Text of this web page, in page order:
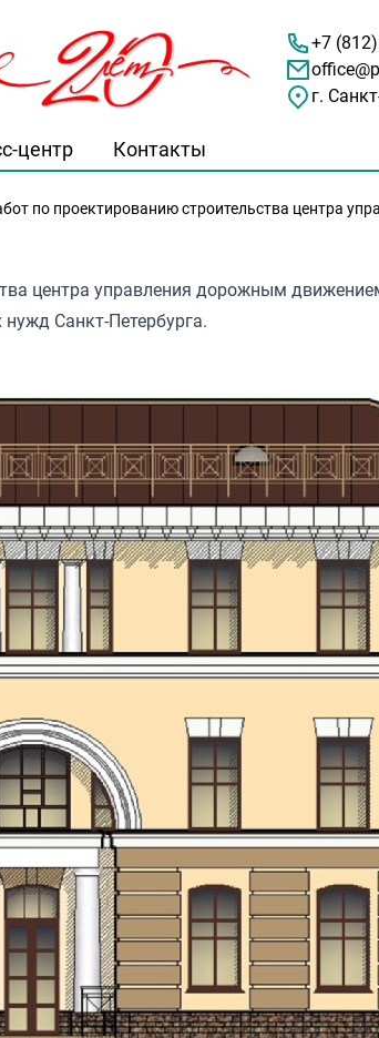
+7
г.
центр Контакты
строительства центра управления дорожным
центра управления дорожным
нужд Санкт-Петербурга.